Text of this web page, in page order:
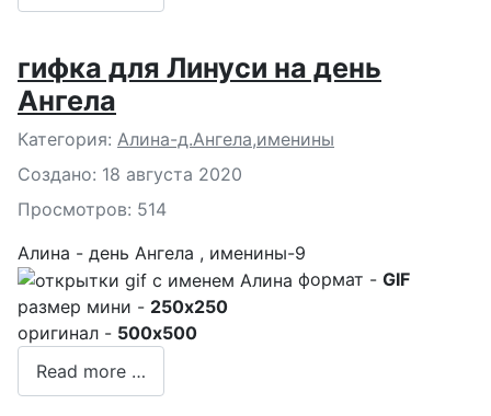
гифка для Линуси на день
Ангела
Подробности
Категория: Алина-д.Ангела,именины
Создано: 18 августа 2020
Просмотров: 514
Алина - день Ангела , именины-9
формат - GIF
размер мини - 250x250
оригинал - 500x500
Read more …